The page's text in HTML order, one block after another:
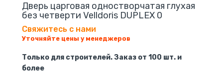
Дверь царговая одностворчатая глухая
без четверти Velldoris DUPLEX 0
Свяжитесь с нами
Уточняйте цены у менеджеров
Только для строителей. Заказ от 100 шт. и
более